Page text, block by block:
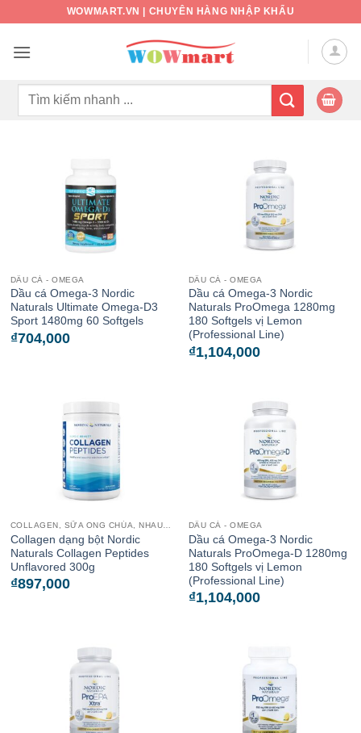
nội
WOWMART.VN | CHUYÊN HÀNG NHẬP KHẨU
Tìm
DẦU CÁ - OMEGA
Dầu cá Omega-3 Nordic
Naturals Ultimate Omega-D3
Sport 1480mg 60 Softgels
₫704,000
DẦU CÁ - OMEGA
Dầu cá Omega-3 Nordic
Naturals ProOmega 1280mg
180 Softgels vị Lemon
(Professional Line)
₫1,104,000
Collagen dạng bột Nordic
Naturals Collagen Peptides
Unflavored 300g
₫897,000
DẦU CÁ - OMEGA
Dầu cá Omega-3 Nordic
Naturals ProOmega-D 1280mg
180 Softgels vị Lemon
(Professional Line)
₫1,104,000